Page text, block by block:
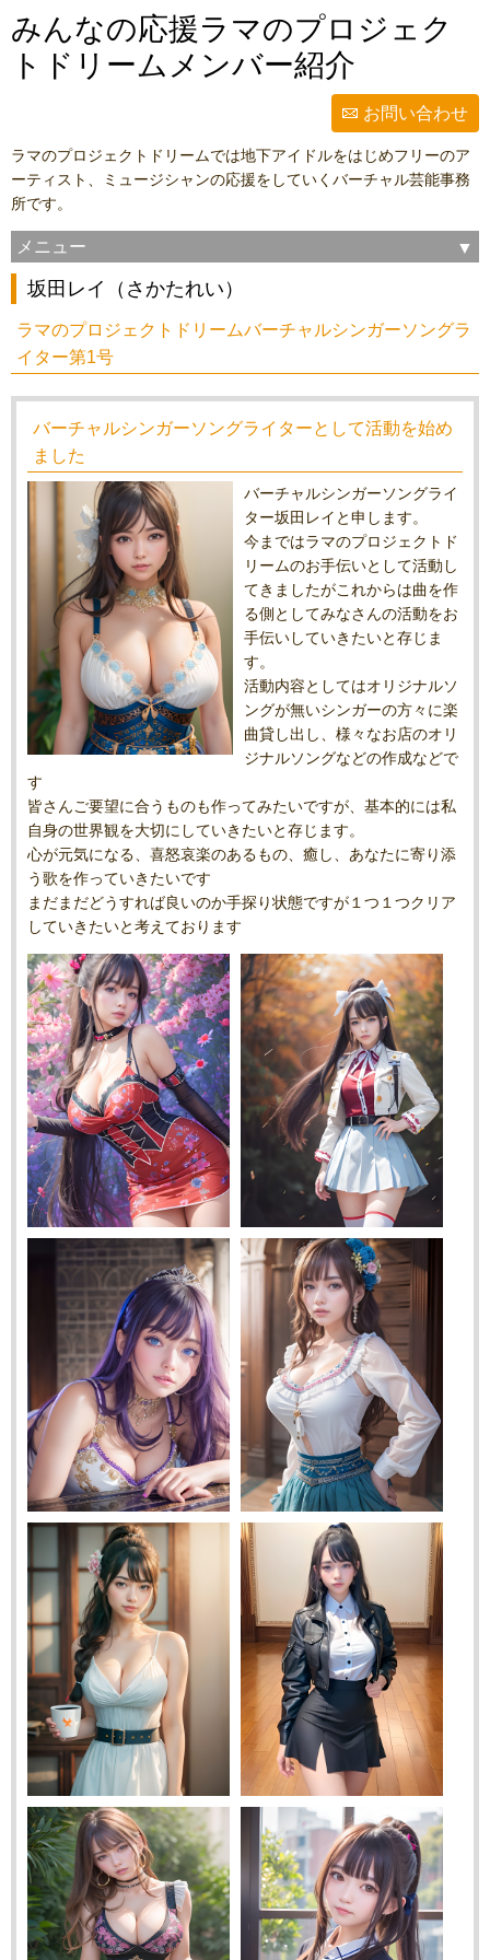
みんなの応援ラマのプロジェク
トドリームメンバー紹介
お問い合わせ
ラマのプロジェクトドリームでは地下アイドルをはじめフリーのア
ーティスト、ミュージシャンの応援をしていくバーチャル芸能事務
所です。
メニュー
坂田レイ（さかたれい）
ラマのプロジェクトドリームバーチャルシンガーソングラ
イター第1号
バーチャルシンガーソングライターとして活動を始め
ました
バーチャルシンガーソングライ
ター坂田レイと申します。
今まではラマのプロジェクトド
リームのお手伝いとして活動し
てきましたがこれからは曲を作
る側としてみなさんの活動をお
手伝いしていきたいと存じま
す。
活動内容としてはオリジナルソ
ングが無いシンガーの方々に楽
曲貸し出し、様々なお店のオリ
ジナルソングなどの作成などで
す
皆さんご要望に合うものも作ってみたいですが、基本的には私
自身の世界観を大切にしていきたいと存じます。
心が元気になる、喜怒哀楽のあるもの、癒し、あなたに寄り添
う歌を作っていきたいです
まだまだどうすれば良いのか手探り状態ですが１つ１つクリア
していきたいと考えております